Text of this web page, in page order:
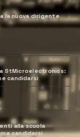
la nuova dirigente
StMicroelectronics:
candidarsi
alla scuola
candidarsi